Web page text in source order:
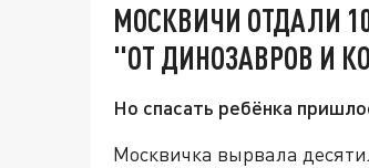
МОСКВИЧИ ОТДАЛИ
"ОТ ДИНОЗАВРОВ И
Но спасать ребёнка
Москвичка вырвала